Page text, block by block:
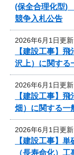
(保全合理化型)
競争入札公告
2026年6月1日更新
【建設工事】
沢上）に関する
2026年6月1日更新
【建設工事】
畑）に関する一
2026年6月1日更新
【建設工事】
（長寿命化）